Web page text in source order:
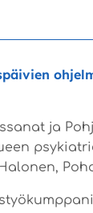
ja